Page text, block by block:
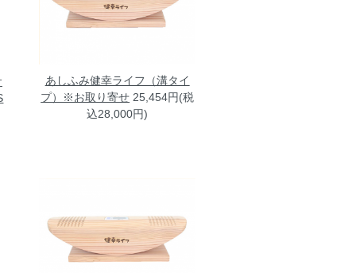
あしふみ健幸ライフ（溝タイ
プ）※お取り寄せ 25,454円(税
込28,000円)